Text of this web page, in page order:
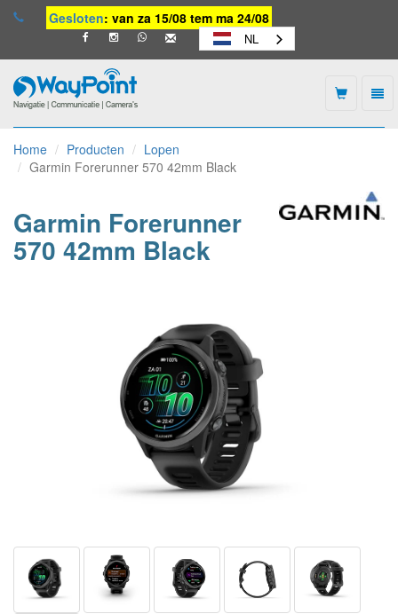
Gesloten: van za 15/08 tem ma 24/08
NL
-
naar
homepage
Home Producten
Lopen
Garmin Forerunner 570 42mm Black
Garmin Forerunner
570 42mm Black